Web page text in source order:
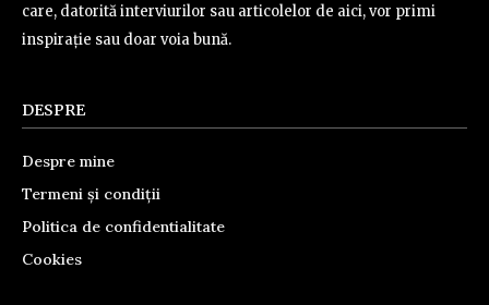
care, datorită interviurilor sau articolelor de aici, vor primi
inspirație sau doar voia bună.
DESPRE
Despre mine
Termeni și condiții
Politica de confidentialitate
Cookies